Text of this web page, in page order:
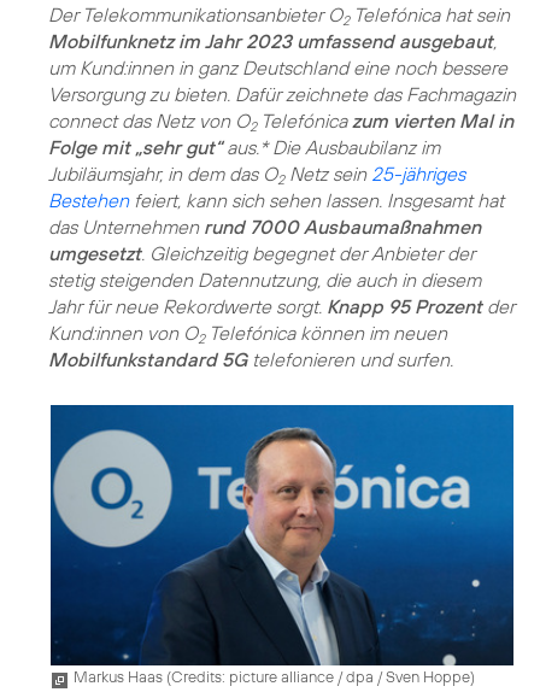
Der Telekommunikationsanbieter O2Telefónica hat sein
Mobilfunknetz im Jahr 2023 umfassend ausgebaut,
um Kund:innen in ganz Deutschland eine noch bessere
Versorgung zu bieten. Dafür zeichnete das Fachmagazin
connect das Netz von O2Telefónica zum vierten Mal in
Folge mit „sehr gut“aus.* Die Ausbaubilanz im
Jubiläumsjahr, in dem das O2Netz sein 25-jähriges
Bestehenfeiert, kann sich sehen lassen. Insgesamt hat
das Unternehmen rund 7000 Ausbaumaßnahmen
umgesetzt. Gleichzeitig begegnet der Anbieter der
stetig steigenden Datennutzung, die auch in diesem
Jahr für neue Rekordwerte sorgt. Knapp 95 Prozentder
Kund:innen von O2Telefónica können im neuen
Mobilfunkstandard 5Gtelefonieren und surfen.
Markus Haas (Credits: picture alliance / dpa / Sven Hoppe)